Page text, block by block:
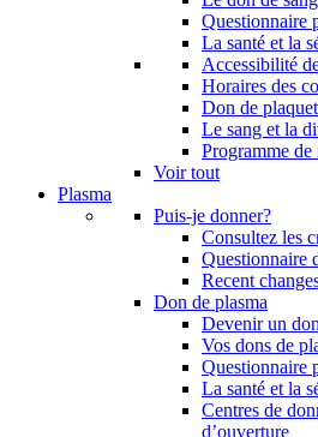
Questionnaire
La santé et la
Accessibilité
Horaires des
Don de
Le sang et la
Programme de
Voir tout
Plasma
Puis-je donner?
Consultez les
Questionnaire
Recent
Don de plasma
Devenir un
Vos dons de
Questionnaire
La santé et la
Centres de
d’ouverture